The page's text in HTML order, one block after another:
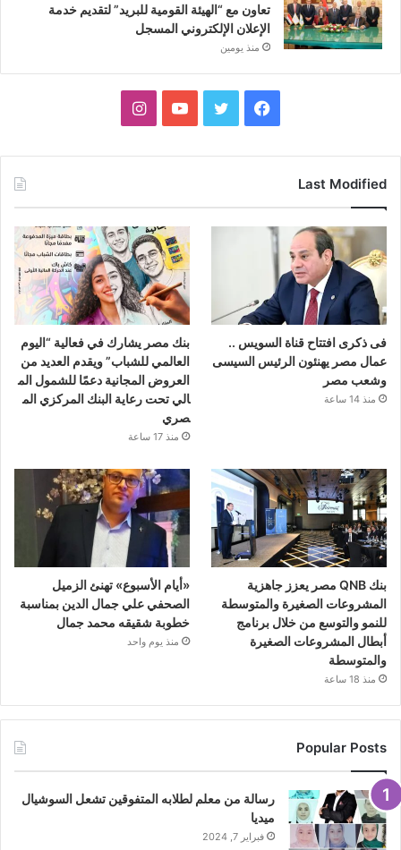
تعاون مع “الهيئة القومية للبريد” لتقديم خدمة
الإعلان الإلكتروني المسجل
منذ يومين
فيسبوك تويتر يوتيوبانستقرام
Last Modified
فى ذكرى افتتاح قناة السويس ..
عمال مصر يهنئون الرئيس السيسى
وشعب مصر
منذ 14 ساعة
بنك مصر يشارك في فعالية “اليوم
العالمي للشباب” ويقدم العديد من
العروض المجانية دعمًا للشمول الم
الي تحت رعاية البنك المركزي الم
صري
منذ 17 ساعة
بنك QNB مصر يعزز جاهزية
المشروعات الصغيرة والمتوسطة
للنمو والتوسع من خلال برنامج
أبطال المشروعات الصغيرة
والمتوسطة
منذ 18 ساعة
«أيام الأسبوع» تهنئ الزميل
الصحفي علي جمال الدين بمناسبة
خطوبة شقيقه محمد جمال
منذ يوم واحد
Popular Posts
رسالة من معلم لطلابه المتفوقين تشعل السوشيال
ميديا
فبراير 7, 2024